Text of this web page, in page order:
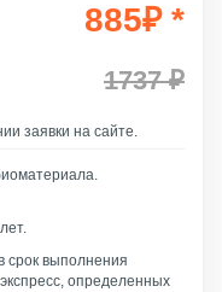
885₽ *
1737 ₽
заявки на сайте.
срок выполнения
определенных